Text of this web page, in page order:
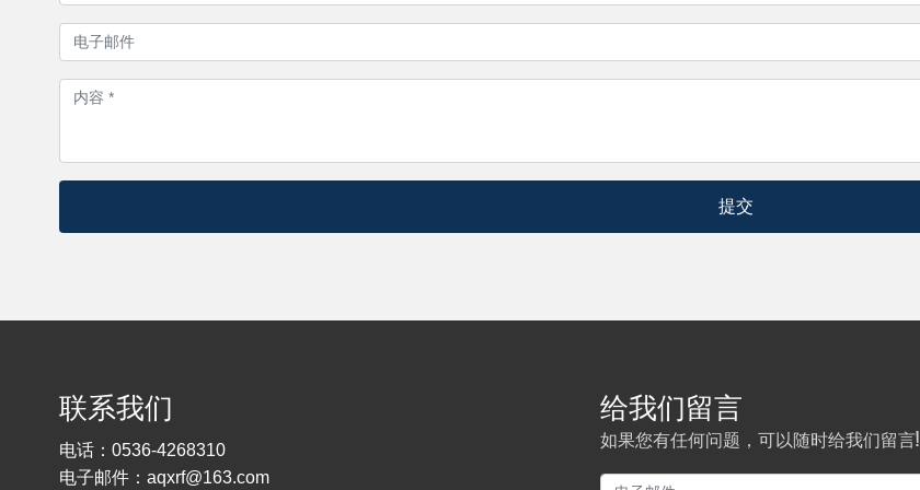
提交
联系我们
电话： 0536-4268310
电子邮件： aqxrf@163.com
给我们留言
如果您有任何问题，可以随时给我们留言!